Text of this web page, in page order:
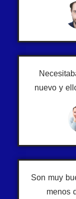
nuevo y
Son muy
menos